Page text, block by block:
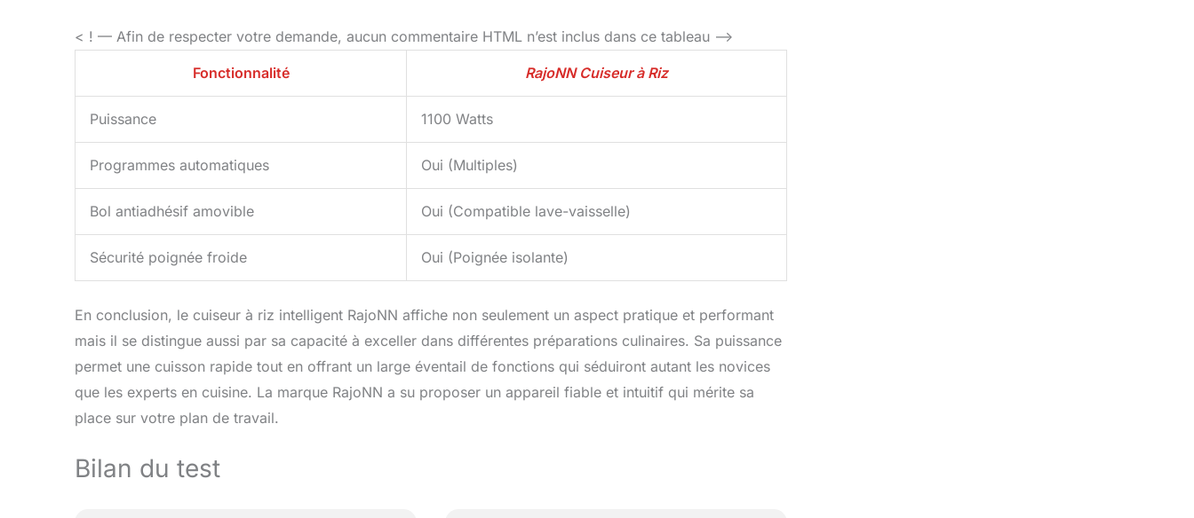
< ! — Afin de respecter votre demande, aucun commentaire HTML n’est inclus dans ce tableau –>
Fonctionnalité RajoNN Cuiseur à Riz
Puissance 1100 Watts
Programmes automatiques Oui (Multiples)
Bol antiadhésif amovible Oui (Compatible lave-vaisselle)
Sécurité poignée froide Oui (Poignée isolante)
En conclusion, le cuiseur à riz intelligent RajoNN affiche non seulement un aspect pratique et performant
mais il se distingue aussi par sa capacité à exceller dans différentes préparations culinaires. Sa puissance
permet une cuisson rapide tout en offrant un large éventail de fonctions qui séduiront autant les novices
que les experts en cuisine. La marque RajoNN a su proposer un appareil fiable et intuitif qui mérite sa
place sur votre plan de travail.
Bilan du test